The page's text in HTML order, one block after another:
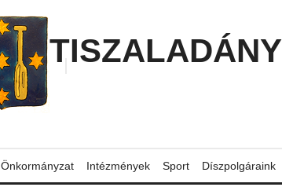
TISZALADÁNY
Önkormányzat Intézmények Sport Díszpolgáraink